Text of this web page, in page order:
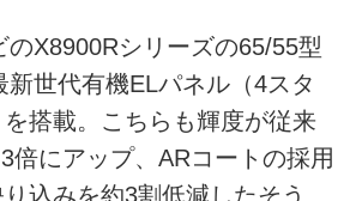
X8900Rシリーズの65/55型
新世代有機ELパネル（4スタ
搭載。こちらも輝度が従来
倍にアップ、ARコートの採用
込みを約3割低減したそう